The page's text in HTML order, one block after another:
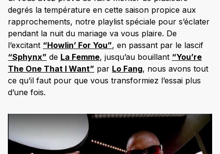
degrés la température en cette saison propice aux
rapprochements, notre playlist spéciale pour s’éclater
pendant la nuit du mariage va vous plaire. De
l’excitant “Howlin’ For You”, en passant par le lascif
“Sphynx” de La Femme, jusqu’au bouillant “You’re
The One That I Want” par Lo Fang, nous avons tout
ce qu’il faut pour que vous transformiez l’essai plus
d’une fois.